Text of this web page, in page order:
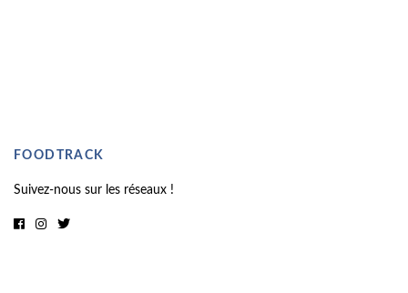
FOODTRACK
Suivez-nous sur les réseaux !